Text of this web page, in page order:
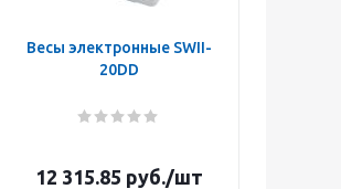
Весы электронные SWII-
20DD
12 315.85 руб./шт